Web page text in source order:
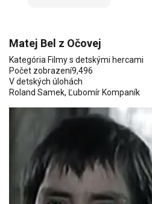
Matej Bel z Očovej
Kategória Filmy s detskými hercami
Počet zobrazení9,496
V detských úlohách
Roland Samek, Ľubomír Kompaník